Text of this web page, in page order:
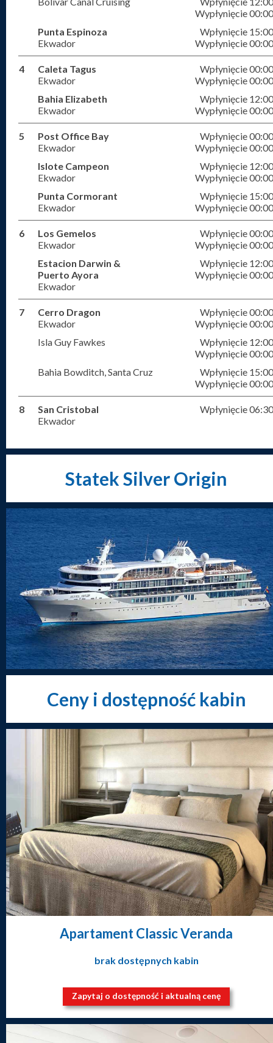
Wypłynięcie 00:00
Punta Espinoza
Ekwador
Wpłynięcie 15:00
Wypłynięcie 00:00
4
Caleta Tagus
Ekwador
Wpłynięcie 00:00
Wypłynięcie 00:00
Bahia Elizabeth
Ekwador
Wpłynięcie 12:00
Wypłynięcie 00:00
5
Post Office Bay
Ekwador
Wpłynięcie 00:00
Wypłynięcie 00:00
Islote Campeon
Ekwador
Wpłynięcie 12:00
Wypłynięcie 00:00
Punta Cormorant
Ekwador
Wpłynięcie 15:00
Wypłynięcie 00:00
6
Los Gemelos
Ekwador
Wpłynięcie 00:00
Wypłynięcie 00:00
Estacion Darwin &
Puerto Ayora
Ekwador
Wpłynięcie 12:00
Wypłynięcie 00:00
7
Cerro Dragon
Ekwador
Wpłynięcie 00:00
Wypłynięcie 00:00
Isla Guy Fawkes
Wpłynięcie 12:00
Wypłynięcie 00:00
Bahia Bowditch, Santa Cruz
Wpłynięcie 15:00
Wypłynięcie 00:00
8
San Cristobal
Ekwador
Wpłynięcie 06:30
Statek Silver Origin
Ceny i dostępność kabin
Apartament Classic Veranda
brak dostępnych kabin
Zapytaj o dostępność i aktualną cenę